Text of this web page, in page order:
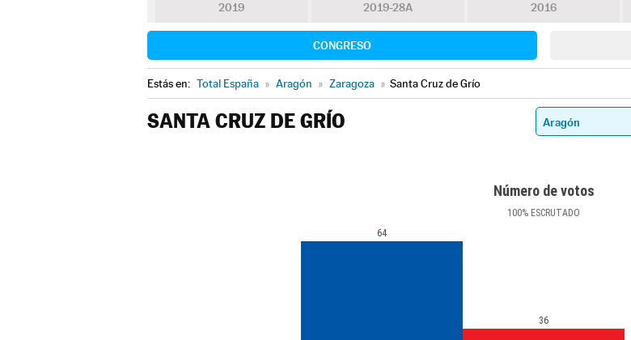
2019 2019-28A 2016
CONGRESO
Estás en: Total España » Aragón » Zaragoza » Santa Cruz de Grío
SANTA CRUZ DE GRÍO
Número de votos
100% ESCRUTADO
64
36